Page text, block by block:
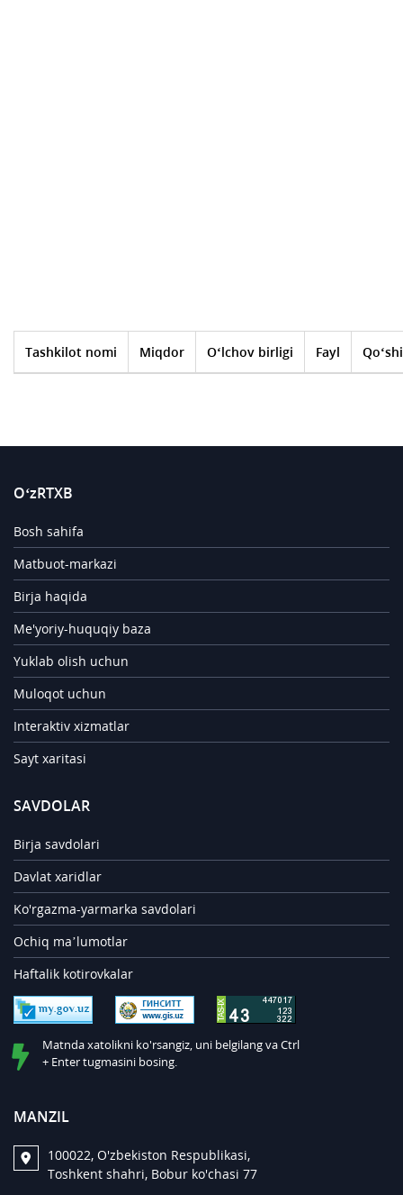
Tashkilot nomi Miqdor O‘lchov birligi Fayl
O‘zRTXB
Bosh sahifa
Matbuot-markazi
Birja haqida
Me'yoriy-huquqiy baza
Yuklab olish uchun
Muloqot uchun
Interaktiv xizmatlar
Sayt xaritasi
SAVDOLAR
Birja savdolari
Davlat xaridlar
Ko'rgazma-yarmarka savdolari
Ochiq ma’lumotlar
Haftalik kotirovkalar
Matnda xatolikni ko'rsangiz, uni belgilang va Ctrl
+ Enter tugmasini bosing.
MANZIL
100022, O'zbekiston Respublikasi,
Toshkent shahri, Bobur ko'chasi 77